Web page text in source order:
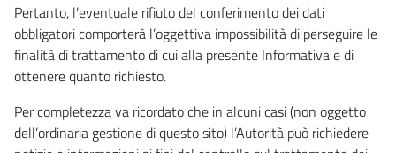
Pertanto, l’eventuale rifiuto del conferimento dei dati
obbligatori comporterà l’oggettiva impossibilità di perseguire le
finalità di trattamento di cui alla presente Informativa e di
ottenere quanto richiesto.
Per completezza va ricordato che in alcuni casi (non oggetto
dell’ordinaria gestione di questo sito) l’Autorità può richiedere